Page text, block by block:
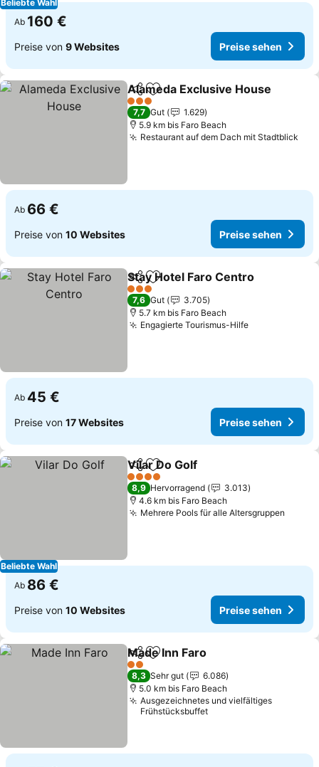
Beliebte Wahl
Ab 160 €
Preise von 9 Websites Preise sehen
TeilenZu Favoriten hinzufügen
Alameda Exclusive House
3 Sterne
7,7 Gut
1.629
5.9 km bis Faro Beach
Restaurant auf dem Dach mit Stadtblick
Ab 66 €
Preise von 10 Websites Preise sehen
TeilenZu Favoriten hinzufügen
Stay Hotel Faro Centro
3 Sterne
7,6 Gut
3.705
5.7 km bis Faro Beach
Engagierte Tourismus-Hilfe
Ab 45 €
Preise von 17 Websites Preise sehen
Beliebte Wahl
TeilenZu Favoriten hinzufügen
Vilar Do Golf
4 Sterne
8,9 Hervorragend
3.013
4.6 km bis Faro Beach
Mehrere Pools für alle Altersgruppen
Ab 86 €
Preise von 10 Websites Preise sehen
TeilenZu Favoriten hinzufügen
Made Inn Faro
2 Sterne
8,3 Sehr gut
6.086
5.0 km bis Faro Beach
Ausgezeichnetes und vielfältiges
Frühstücksbuffet